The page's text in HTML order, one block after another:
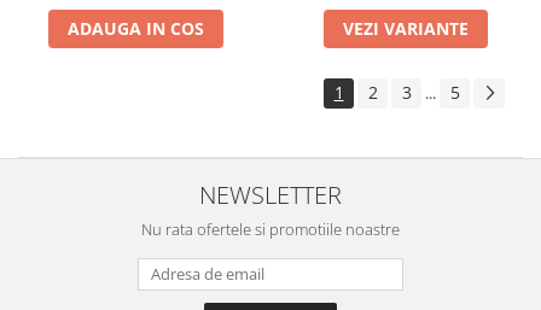
ADAUGA IN COS VEZI VARIANTE
1 2 3 ... 5
NEWSLETTER
Nu rata ofertele si promotiile noastre